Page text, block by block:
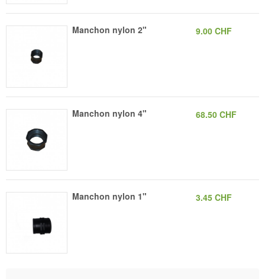
Manchon nylon 2" 9.00 CHF
Manchon nylon 4" 68.50 CHF
Manchon nylon 1" 3.45 CHF